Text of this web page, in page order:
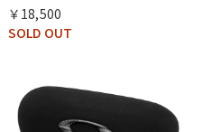
￥18,500
SOLD OUT